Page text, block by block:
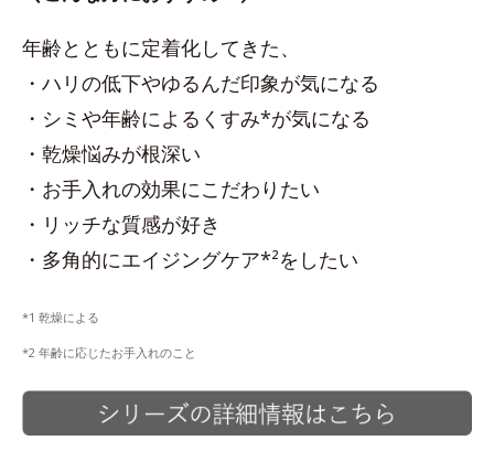
年齢とともに定着化してきた、
・ハリの低下やゆるんだ印象が気になる
・シミや年齢によるくすみ*が気になる
・乾燥悩みが根深い
・お手入れの効果にこだわりたい
・リッチな質感が好き
・多角的にエイジングケア*²をしたい
*1 乾燥による
*2 年齢に応じたお手入れのこと